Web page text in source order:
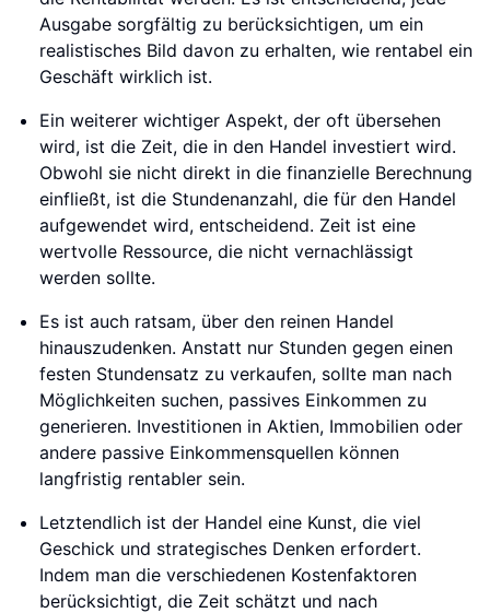
Ausgabe sorgfältig zu berücksichtigen, um ein
realistisches Bild davon zu erhalten, wie rentabel ein
Geschäft wirklich ist.
Ein weiterer wichtiger Aspekt, der oft übersehen
wird, ist die Zeit, die in den Handel investiert wird.
Obwohl sie nicht direkt in die finanzielle Berechnung
einfließt, ist die Stundenanzahl, die für den Handel
aufgewendet wird, entscheidend. Zeit ist eine
wertvolle Ressource, die nicht vernachlässigt
werden sollte.
Es ist auch ratsam, über den reinen Handel
hinauszudenken. Anstatt nur Stunden gegen einen
festen Stundensatz zu verkaufen, sollte man nach
Möglichkeiten suchen, passives Einkommen zu
generieren. Investitionen in Aktien, Immobilien oder
andere passive Einkommensquellen können
langfristig rentabler sein.
Letztendlich ist der Handel eine Kunst, die viel
Geschick und strategisches Denken erfordert.
Indem man die verschiedenen Kostenfaktoren
berücksichtigt, die Zeit schätzt und nach